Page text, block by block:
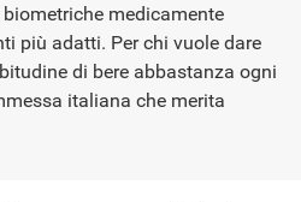
medicamente
più adatti. Per chi vuole dare
di bere abbastanza ogni
italiana che merita